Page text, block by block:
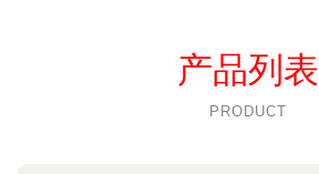
产品列表
PRODUCT